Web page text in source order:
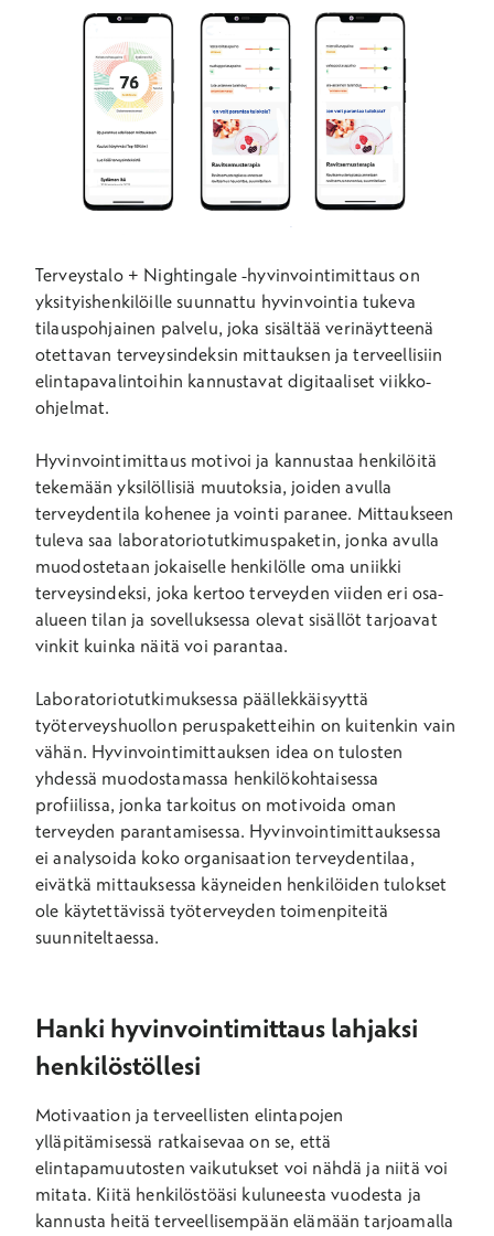
Terveystalo + Nightingale -hyvinvointimittaus on
yksityishenkilöille suunnattu hyvinvointia tukeva
tilauspohjainen palvelu, joka sisältää verinäytteenä
otettavan terveysindeksin mittauksen ja terveellisiin
elintapavalintoihin kannustavat digitaaliset viikko-
ohjelmat.
Hyvinvointimittaus motivoi ja kannustaa henkilöitä
tekemään yksilöllisiä muutoksia, joiden avulla
terveydentila kohenee ja vointi paranee. Mittaukseen
tuleva saa laboratoriotutkimuspaketin, jonka avulla
muodostetaan jokaiselle henkilölle oma uniikki
terveysindeksi, joka kertoo terveyden viiden eri osa-
alueen tilan ja sovelluksessa olevat sisällöt tarjoavat
vinkit kuinka näitä voi parantaa.
Laboratoriotutkimuksessa päällekkäisyyttä
työterveyshuollon peruspaketteihin on kuitenkin vain
vähän. Hyvinvointimittauksen idea on tulosten
yhdessä muodostamassa henkilökohtaisessa
profiilissa, jonka tarkoitus on motivoida oman
terveyden parantamisessa. Hyvinvointimittauksessa
ei analysoida koko organisaation terveydentilaa,
eivätkä mittauksessa käyneiden henkilöiden tulokset
ole käytettävissä työterveyden toimenpiteitä
suunniteltaessa.
Hanki hyvinvointimittaus lahjaksi
henkilöstöllesi
Motivaation ja terveellisten elintapojen
ylläpitämisessä ratkaisevaa on se, että
elintapamuutosten vaikutukset voi nähdä ja niitä voi
mitata. Kiitä henkilöstöäsi kuluneesta vuodesta ja
kannusta heitä terveellisempään elämään tarjoamalla